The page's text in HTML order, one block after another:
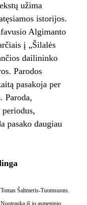
užima
istorijos.
Algimanto
į „Šilalės
dailininko
Parodos
pasakoja per
Paroda,
pasako daugiau
Tomas Šaltmeris-Tuomsuons.